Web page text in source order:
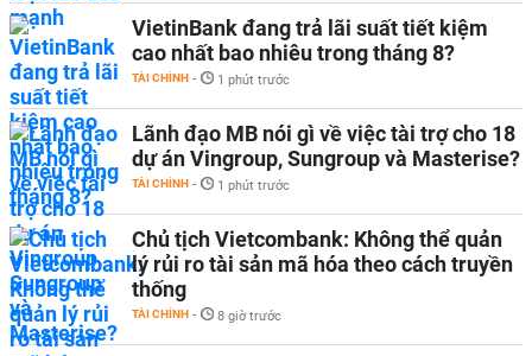
VietinBank đang trả lãi suất tiết kiệm
cao nhất bao nhiêu trong tháng 8?
TÀI CHÍNH - 1 phút trước
Lãnh đạo MB nói gì về việc tài trợ cho 18
dự án Vingroup, Sungroup và Masterise?
TÀI CHÍNH - 1 phút trước
Chủ tịch Vietcombank: Không thể quản
lý rủi ro tài sản mã hóa theo cách truyền
thống
TÀI CHÍNH - 8 giờ trước